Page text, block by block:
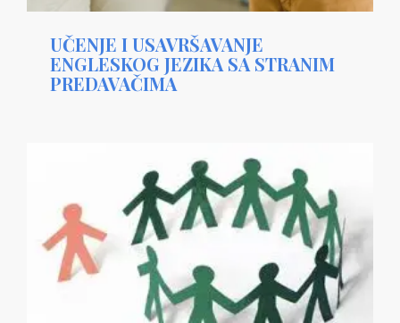
UČENJE I USAVRŠAVANJE
ENGLESKOG JEZIKA SA STRANIM
PREDAVAČIMA